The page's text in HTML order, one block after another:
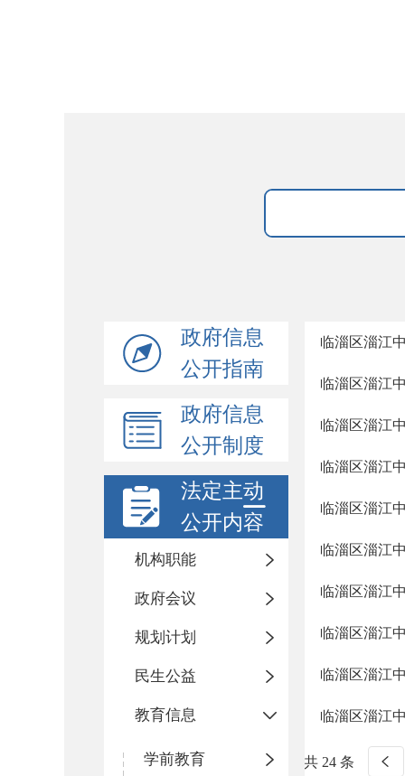
政府信息
公开指南
政府信息
公开制度
法定主动
公开内容
机构职能
政府会议
规划计划
民生公益
教育信息
学前教育
临淄区淄江
临淄区淄江
临淄区淄江
临淄区淄江
临淄区淄江
临淄区淄江
临淄区淄江
临淄区淄江
临淄区淄江
临淄区淄江
共 24 条